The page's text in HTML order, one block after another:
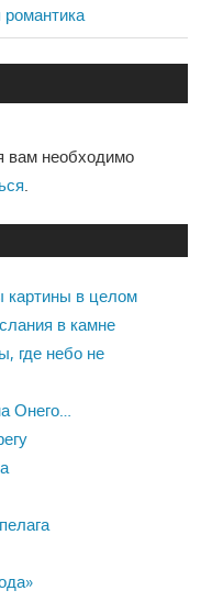
вам необходимо
картины в целом
в камне
где небо не
Онего…